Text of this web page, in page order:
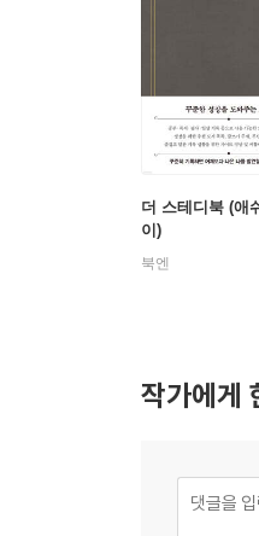
더 스테디북 (애
이)
북엔
작가에게